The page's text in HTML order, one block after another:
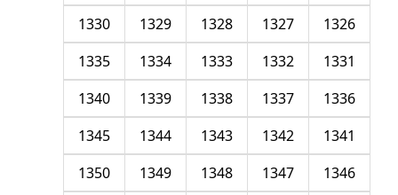
1326
1327
1328
1329
1330
1331
1332
1333
1334
1335
1336
1337
1338
1339
1340
1341
1342
1343
1344
1345
1346
1347
1348
1349
1350